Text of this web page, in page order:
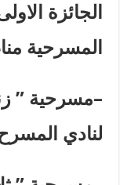
الجائزة
المسرحية
–مسرحية ”
لنادي